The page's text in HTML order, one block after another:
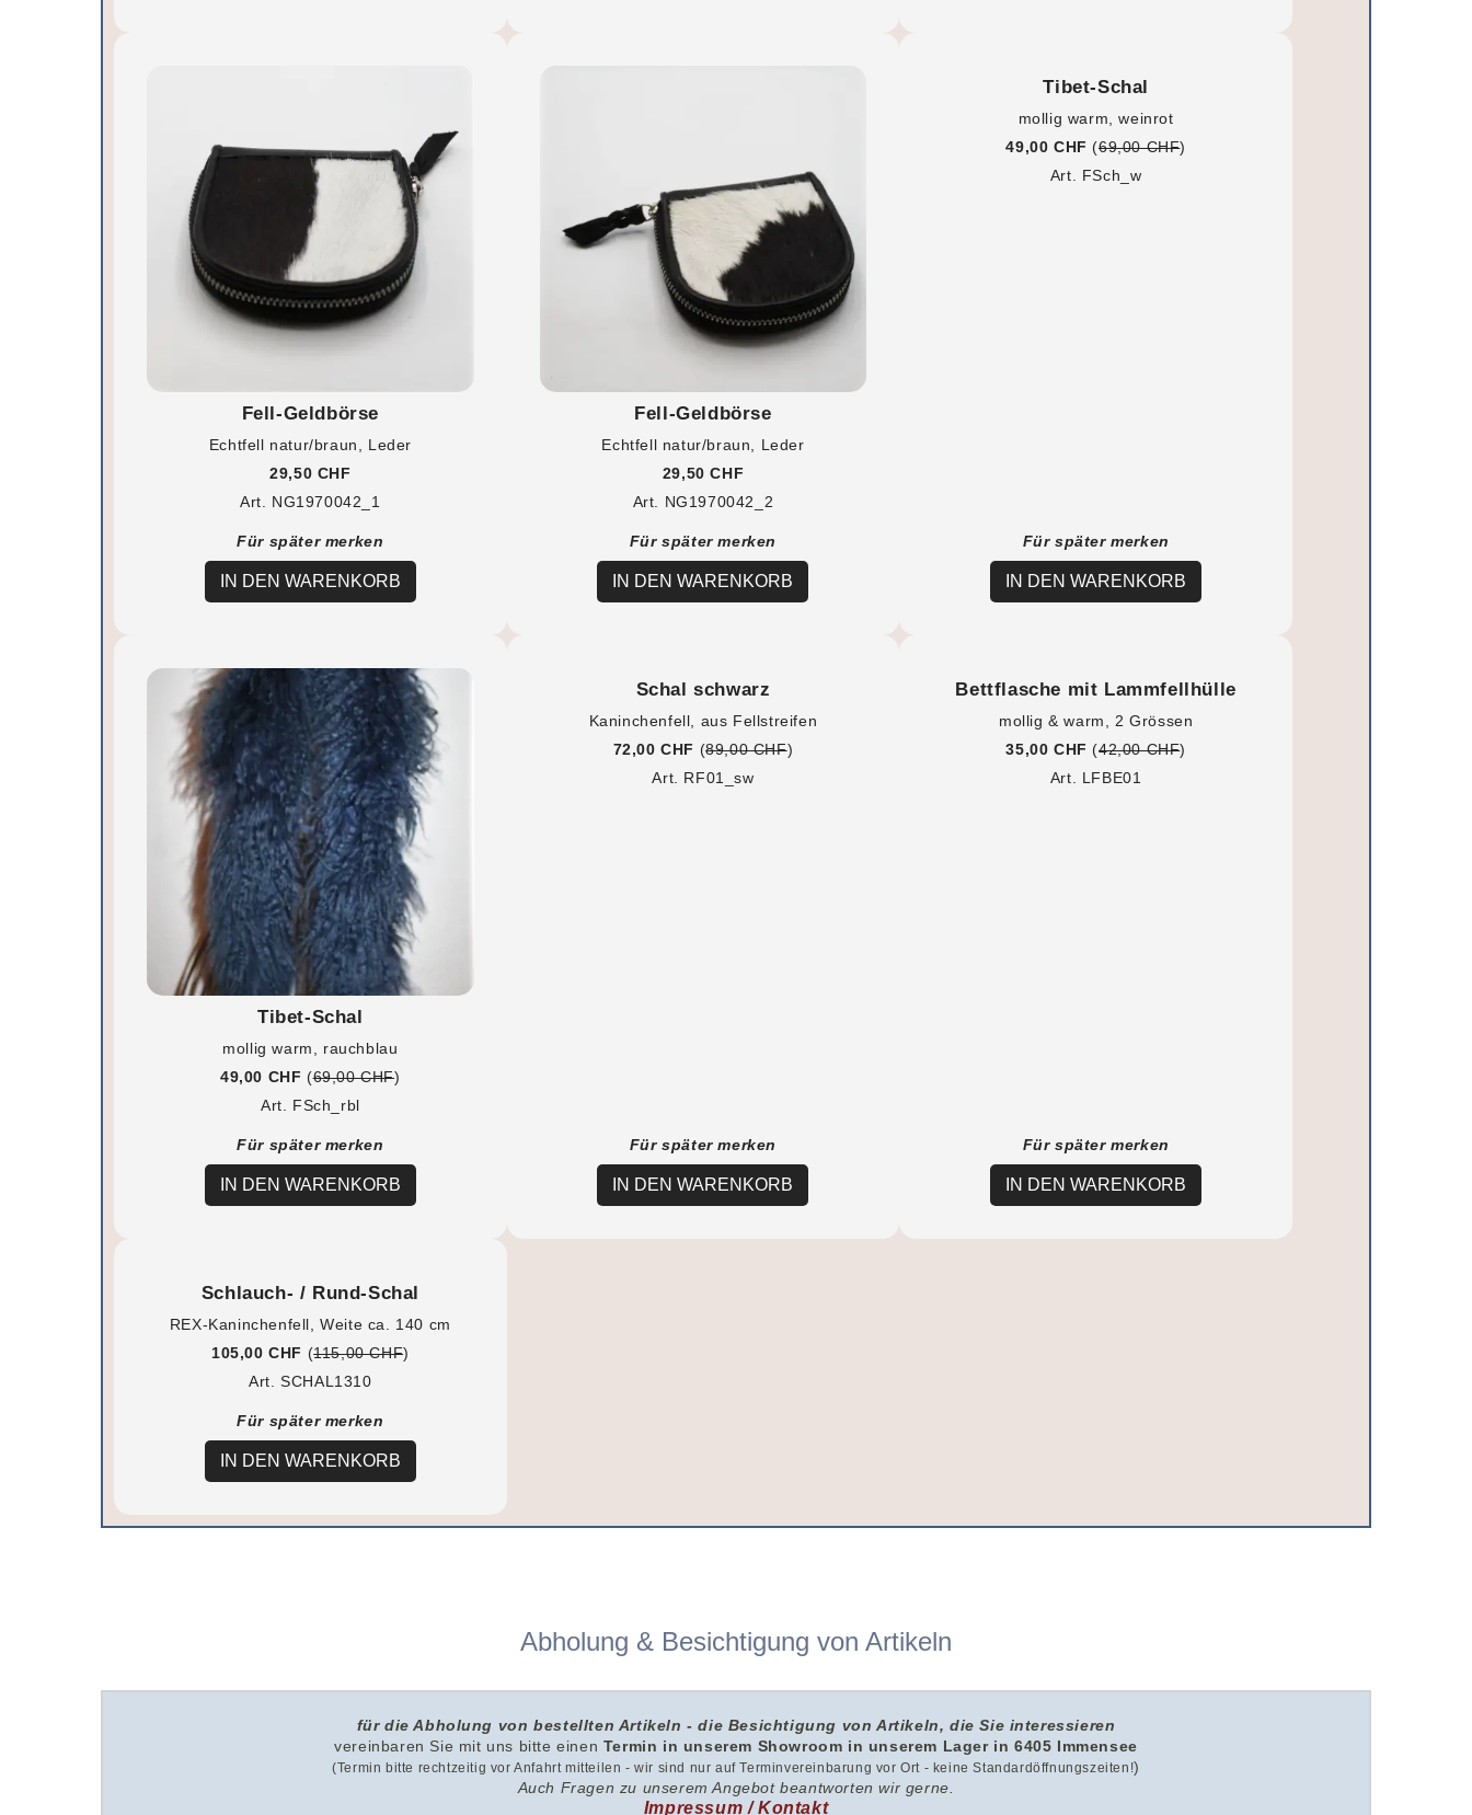
Fell-Geldbörse
Echtfell natur/braun, Leder
29,50 CHF
Art. NG1970042_1
Für später merken
IN DEN WARENKORB
Fell-Geldbörse
Echtfell natur/braun, Leder
29,50 CHF
Art. NG1970042_2
Für später merken
IN DEN WARENKORB
Tibet-Schal
mollig warm, weinrot
49,00 CHF (69,00 CHF)
Art. FSch_w
Für später merken
IN DEN WARENKORB
Tibet-Schal
mollig warm, rauchblau
49,00 CHF (69,00 CHF)
Art. FSch_rbl
Für später merken
IN DEN WARENKORB
Schal schwarz
Kaninchenfell, aus Fellstreifen
72,00 CHF (89,00 CHF)
Art. RF01_sw
Für später merken
IN DEN WARENKORB
Bettflasche mit Lammfellhülle
mollig & warm, 2 Grössen
35,00 CHF (42,00 CHF)
Art. LFBE01
Für später merken
IN DEN WARENKORB
Schlauch- / Rund-Schal
REX-Kaninchenfell, Weite ca. 140 cm
105,00 CHF (115,00 CHF)
Art. SCHAL1310
Für später merken
IN DEN WARENKORB
Abholung & Besichtigung von Artikeln
für die Abholung von bestellten Artikeln - die Besichtigung von Artikeln, die Sie interessieren
vereinbaren Sie mit uns bitteeinen Termin in unserem Showroom in unserem Lager in 6405 Immensee
(Termin bitte rechtzeitig vor Anfahrt mitteilen - wir sind nur auf Terminvereinbarung vor Ort - keine Standardöffnungszeiten!)
Auch Fragen zu unserem Angebot beantworten wir gerne.
Impressum / Kontakt